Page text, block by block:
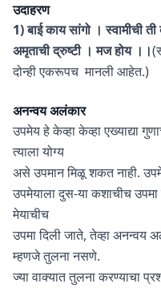
उदाहरण
1) बाई काय सांगो । स्वामीची ती
अमृताची द्रुष्टी । मज होय ।।
दोन्ही एकरूपच मानली आहेत.)
अनन्वयअलंकार
उपमेय हे केव्हा केव्हा एख्याद्या
त्याला योग्य
असे उपमान मिळू शकत नाही.
उपमेयाला दुस-या कशाचीच
मेयाचीच
उपमा दिली जाते, तेव्हा अनन्वय
म्हणजे तुलना नसणे.
ज्या वाक्यात तुलना करण्याचा